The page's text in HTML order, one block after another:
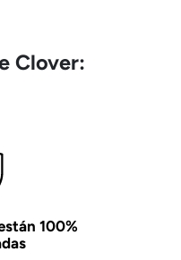
Clover:
100%